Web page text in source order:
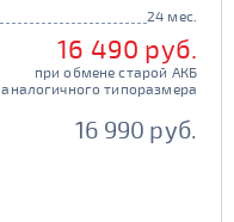
24 мес.
16 490 руб.
при обмене старой АКБ
аналогичного типоразмера
16 990 руб.